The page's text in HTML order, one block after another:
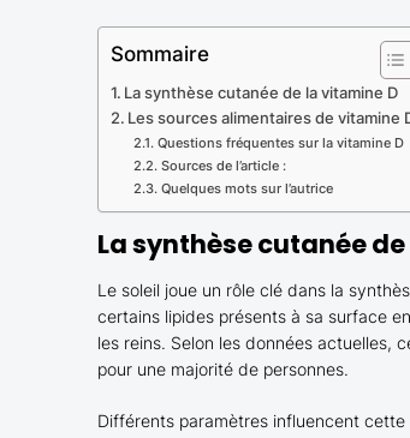
Sommaire
La synthèse cutanée de la vitamine D
Les sources alimentaires de vitamine
Questions fréquentes sur la vitamine D
Sources de l’article :
Quelques mots sur l’autrice
La synthèse cutanée
Le soleil joue un rôle clé dans la
certains lipides présents à sa surface
les reins. Selon les données actuelles,
pour une majorité de personnes.
Différents paramètres influencent cette